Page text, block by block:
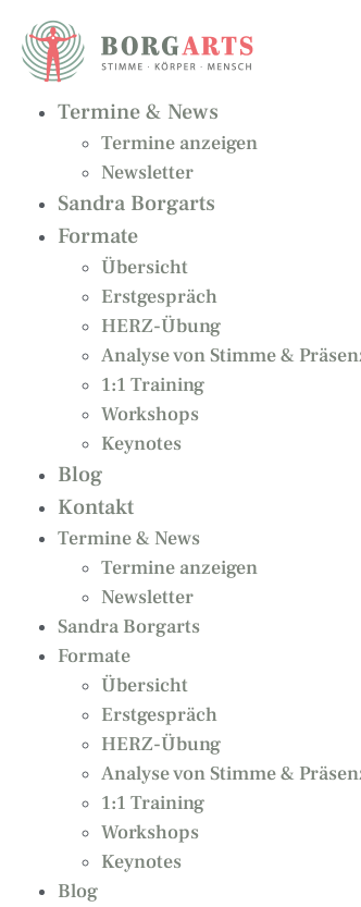
Inhalt
springen
Termine & News
Termine anzeigen
Newsletter
Sandra Borgarts
Formate
Übersicht
Erstgespräch
HERZ-Übung
Analyse von Stimme &
1:1 Training
Workshops
Keynotes
Blog
Kontakt
Termine & News
Termine anzeigen
Newsletter
Sandra Borgarts
Formate
Übersicht
Erstgespräch
HERZ-Übung
Analyse von Stimme &
1:1 Training
Workshops
Keynotes
Blog